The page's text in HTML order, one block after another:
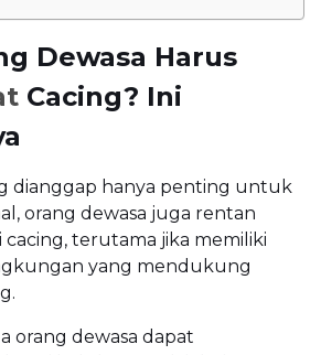
Dewasa Harus
Cacing? Ini
dianggap hanya penting untuk
orang dewasa juga rentan
cacing, terutama jika memiliki
yang mendukung
orang dewasa dapat